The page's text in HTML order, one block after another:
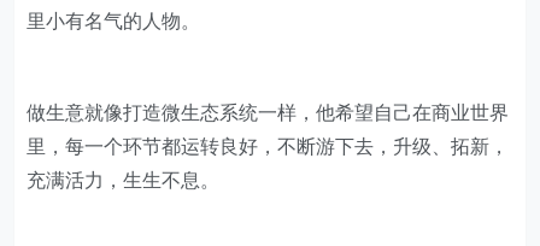
里小有名气的人物。
做生意就像打造微生态系统一样，他希望自己在商业世界
里，每一个环节都运转良好，不断游下去，升级、拓新，
充满活力，生生不息。